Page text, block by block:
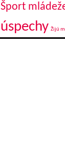
Šport
úspechy Žijú